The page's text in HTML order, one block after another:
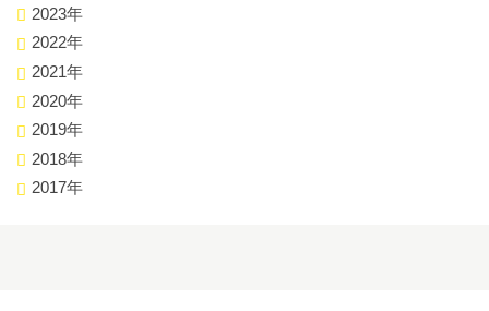
2023年
2022年
2021年
2020年
2019年
2018年
2017年